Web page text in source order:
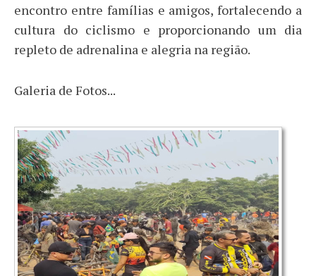
encontro entre famílias e amigos, fortalecendo a
cultura do ciclismo e proporcionando um dia
repleto de adrenalina e alegria na região.
Galeria de Fotos...